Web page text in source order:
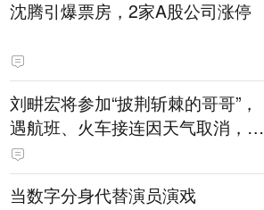
沈腾引爆票房，2家A股公司涨停
刘畊宏将参加“披荆斩棘的哥哥”，
遇航班、火车接连因天气取消，本
人回应：录节目太披荆斩棘了，还
得先乘风破浪
当数字分身代替演员演戏